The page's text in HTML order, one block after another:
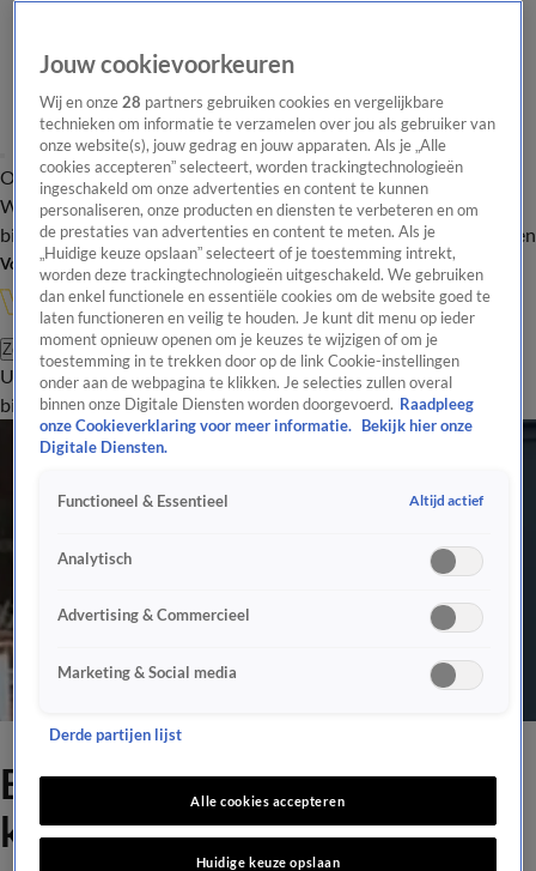
Overzicht Onze programma's Uitzendingen Onze gezichten
In de
WandelgangenInterviewsUitzending
bijwonenPodcastShopVeelgestelde vragenKijkersvraag insturen
Volg Vandaag Inside
Zoeken
UitzendingenVandaag InsideDe OranjezomerShopUitzending
bijwonen
Bas Nijhuis: 'Ik heb het de
kapper makkelijk gemaakt...'
Jouw cookievoorkeuren
Wij en onze28 partners gebruiken cookies en vergelijkbare
technieken om informatie te verzamelen over jou als gebruiker van
onze website(s), jouw gedrag en jouw apparaten. Als je „Alle
cookies accepteren” selecteert, worden trackingtechnologieën
ingeschakeld om onze advertenties en content te kunnen
personaliseren, onze producten en diensten te verbeteren en om
de prestaties van advertenties en content te meten. Als je
„Huidige keuze opslaan” selecteert of je toestemming intrekt,
worden deze trackingtechnologieën uitgeschakeld. We gebruiken
dan enkel functionele en essentiële cookies om de website goed te
laten functioneren en veilig te houden. Je kunt dit menu op ieder
moment opnieuw openen om je keuzes te wijzigen of om je
toestemming in te trekken door op de link Cookie-instellingen
onder aan de webpagina te klikken. Je selecties zullen overal
binnen onze Digitale Diensten worden doorgevoerd. Raadpleeg
onze Cookieverklaring voor meer informatie.
Bekijk hier onze
Digitale Diensten.
Functioneel & Essentieel Altijd actief
Analytisch
Advertising & Commercieel
Marketing & Social media
Derde partijen lijst
Alle cookies accepteren
Huidige keuze opslaan